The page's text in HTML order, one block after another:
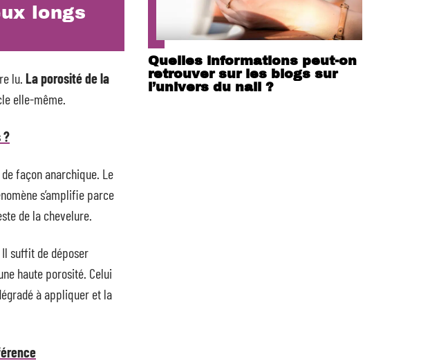
longs
lu. La porosité de la
elle-même.
?
façon anarchique. Le
s’amplifie parce
de la chevelure.
suffit de déposer
haute porosité. Celui
à appliquer et la
Quelles informations peut-on
retrouver sur les blogs sur
l’univers du nail ?